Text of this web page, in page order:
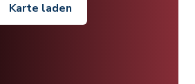
Karte laden